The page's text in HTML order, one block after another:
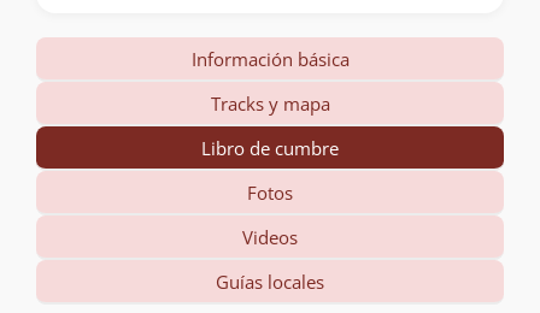
Información básica
Tracks y mapa
Libro de cumbre
Fotos
Videos
Guías locales